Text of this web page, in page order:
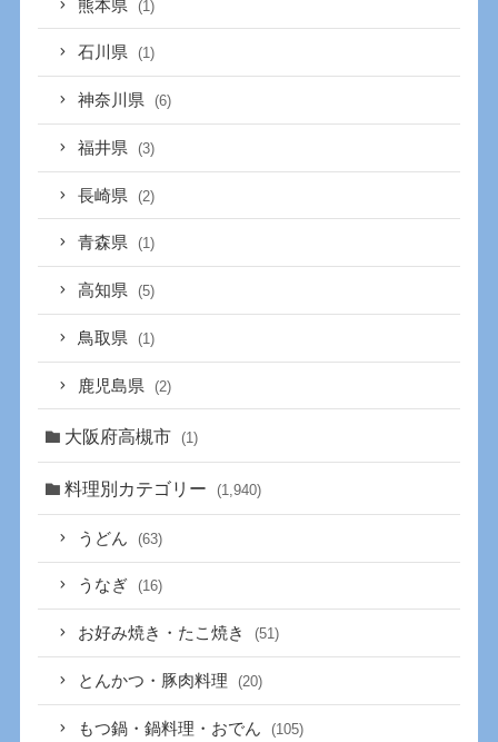
熊本県 (1)
石川県 (1)
神奈川県 (6)
福井県 (3)
長崎県 (2)
青森県 (1)
高知県 (5)
鳥取県 (1)
鹿児島県 (2)
大阪府高槻市 (1)
料理別カテゴリー (1,940)
うどん (63)
うなぎ (16)
お好み焼き・たこ焼き (51)
とんかつ・豚肉料理 (20)
もつ鍋・鍋料理・おでん (105)